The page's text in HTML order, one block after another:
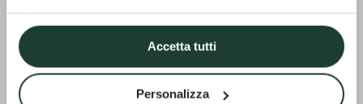
Accetta tutti
Personalizza